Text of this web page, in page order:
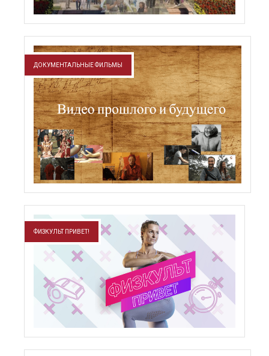
ДОКУМЕНТАЛЬНЫЕ ФИЛЬМЫ
ФИЗКУЛЬТ ПРИВЕТ!